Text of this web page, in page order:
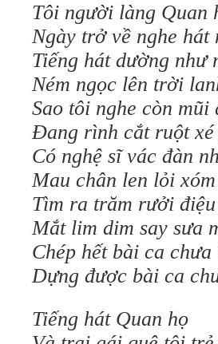
Tôi người làng Quan
Ngày trở về nghe hát
Tiếng hát dường như
Ném ngọc lên trời
Sao tôi nghe còn mũi
Đang rình cắt ruột xé
Có nghệ sĩ vác đàn
Mau chân len lỏi
Tìm ra trăm rưởi
Mắt lim dim say sưa
Chép hết bài ca
Dựng được bài ca
Tiếng hát Quan họ